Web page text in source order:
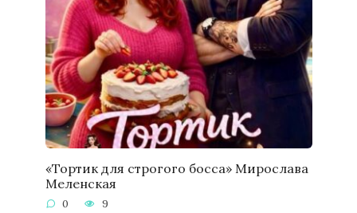
«Тортик для строгого босса» Мирослава
Меленская
0 9